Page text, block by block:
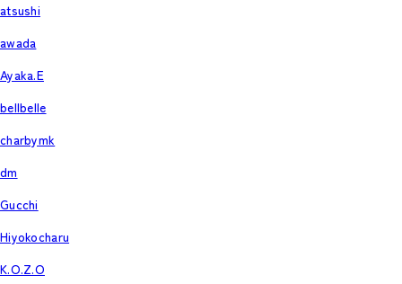
atsushi
awada
Ayaka.E
bellbelle
charbymk
dm
Gucchi
Hiyokocharu
K.O.Z.O